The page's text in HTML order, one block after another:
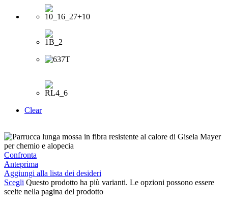
Clear
Confronta
Anteprima
Aggiungi alla lista dei desideri
Scegli Questo prodotto ha più varianti. Le opzioni possono essere
scelte nella pagina del prodotto